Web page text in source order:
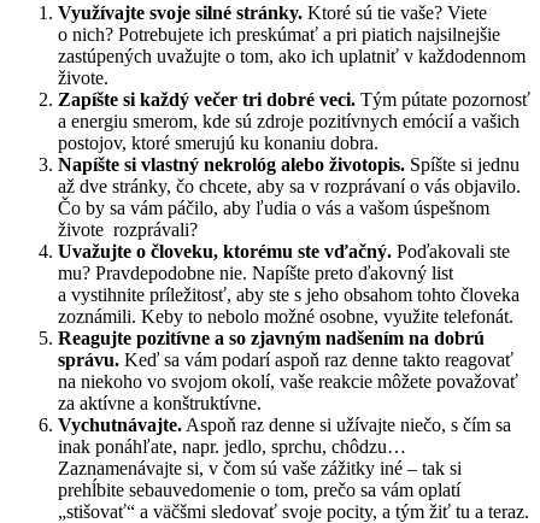
Využívajte svoje silné stránky. Ktoré sú tie vaše? Viete
o nich? Potrebujete ich preskúmať a pri piatich najsilnejšie
zastúpených uvažujte o tom, ako ich uplatniť v každodennom
živote.
Zapíšte si každý večer tri dobré veci. Tým pútate pozornosť
a energiu smerom, kde sú zdroje pozitívnych emócií a vašich
postojov, ktoré smerujú ku konaniu dobra.
Napíšte si vlastný nekrológ alebo životopis. Spíšte si jednu
až dve stránky, čo chcete, aby sa v rozprávaní o vás objavilo.
Čo by sa vám páčilo, aby ľudia o vás a vašom úspešnom
živote rozprávali?
Uvažujte o človeku, ktorému ste vďačný. Poďakovali ste
mu? Pravdepodobne nie. Napíšte preto ďakovný list
a vystihnite príležitosť, aby ste s jeho obsahom tohto človeka
zoznámili. Keby to nebolo možné osobne, využite telefonát.
Reagujte pozitívne a so zjavným nadšením na dobrú
správu. Keď sa vám podarí aspoň raz denne takto reagovať
na niekoho vo svojom okolí, vaše reakcie môžete považovať
za aktívne a konštruktívne.
Vychutnávajte. Aspoň raz denne si užívajte niečo, s čím sa
inak ponáhľate, napr. jedlo, sprchu, chôdzu…
Zaznamenávajte si, v čom sú vaše zážitky iné – tak si
prehĺbite sebauvedomenie o tom, prečo sa vám oplatí
„stišovať“ a väčšmi sledovať svoje pocity, a tým žiť tu a teraz.